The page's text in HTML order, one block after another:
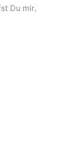
Du mir,